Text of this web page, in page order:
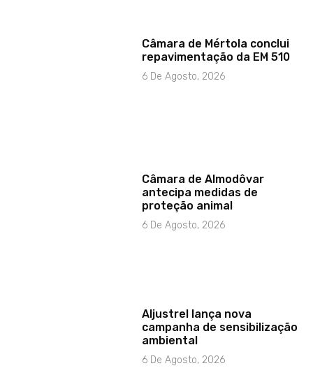
Câmara de Mértola conclui
repavimentação da EM 510
6 De Agosto, 2026
Câmara de Almodôvar
antecipa medidas de
proteção animal
6 De Agosto, 2026
Aljustrel lança nova
campanha de sensibilização
ambiental
6 De Agosto, 2026